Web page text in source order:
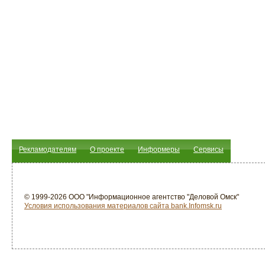
Рекламодателям О проекте Информеры Сервисы
© 1999-2026 ООО "Информационное агентство "Деловой Омск"
Условия использования материалов сайта bank.Infomsk.ru